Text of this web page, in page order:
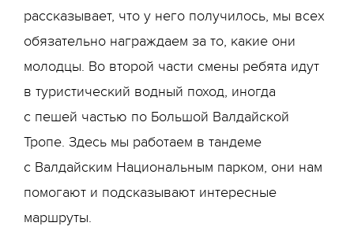
рассказывает, что у него получилось, мы всех
обязательно награждаем за то, какие они
молодцы. Во второй части смены ребята идут
в туристический водный поход, иногда
с пешей частью по Большой Валдайской
Тропе. Здесь мы работаем в тандеме
с Валдайским Национальным парком, они нам
помогают и подсказывают интересные
маршруты.